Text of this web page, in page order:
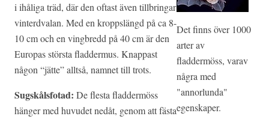
Det finns över 1000
arter av
fladdermöss, varav
några med
"annorlunda"
egenskaper.
i ihåliga träd, där den oftast även tillbringar
vinterdvalan. Med en kroppslängd på ca 8-
10 cm och en vingbredd på 40 cm är den
Europas största fladdermus. Knappast
någon “jätte” alltså, namnet till trots.
Sugskålsfotad: De flesta fladdermöss
hänger med huvudet nedåt, genom att fästa